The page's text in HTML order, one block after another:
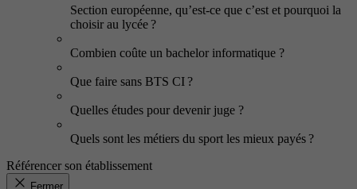
Section européenne, qu’est-ce que c’est et pourquoi la
choisir au lycée ?
Combien coûte un bachelor informatique ?
Que faire sans BTS CI ?
Quelles études pour devenir juge ?
Quels sont les métiers du sport les mieux payés ?
Référencer son établissement
Fermer